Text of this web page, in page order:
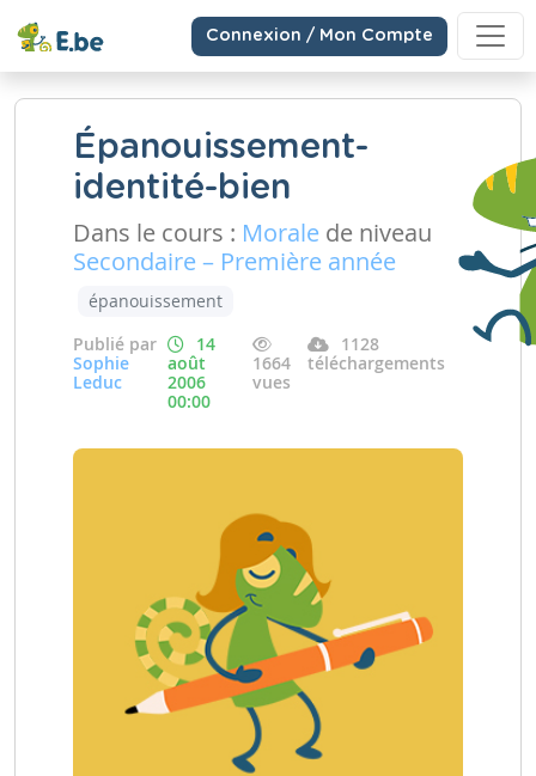
Connexion / Mon Compte
Épanouissement-
identité-bien
Dans le cours : Morale de niveau
Secondaire – Première année
épanouissement
Publié par
Sophie
Leduc
14
août
2006
00:00
1664
vues
1128
téléchargements